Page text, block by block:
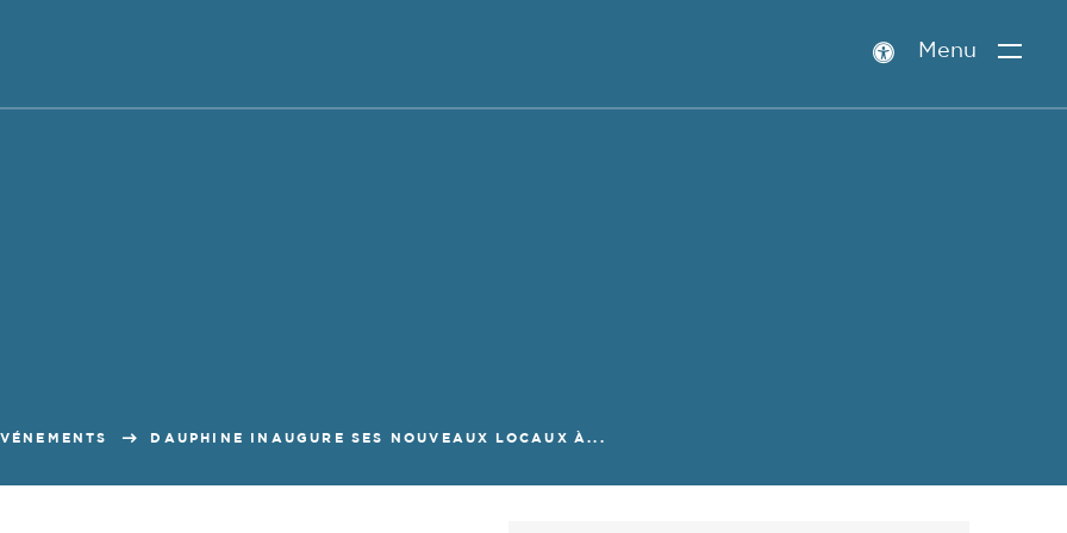
Paramètres
Menu
DAUPHINE INAUGURE SES NOUVEAUX LOCAUX À...